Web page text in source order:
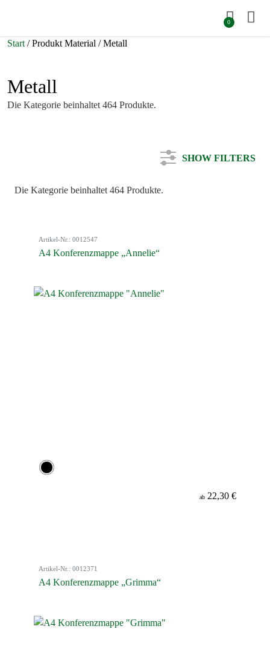
0
Start / Produkt Material / Metall
Metall
Die Kategorie beinhaltet 464 Produkte.
SHOW FILTERS
Farbe
Die Kategorie beinhaltet 464 Produkte.
Artikel-Nr.: 0012547
A4 Konferenzmappe „Annelie“
ab 22,30 €
Artikel-Nr.: 0012371
A4 Konferenzmappe „Grimma“